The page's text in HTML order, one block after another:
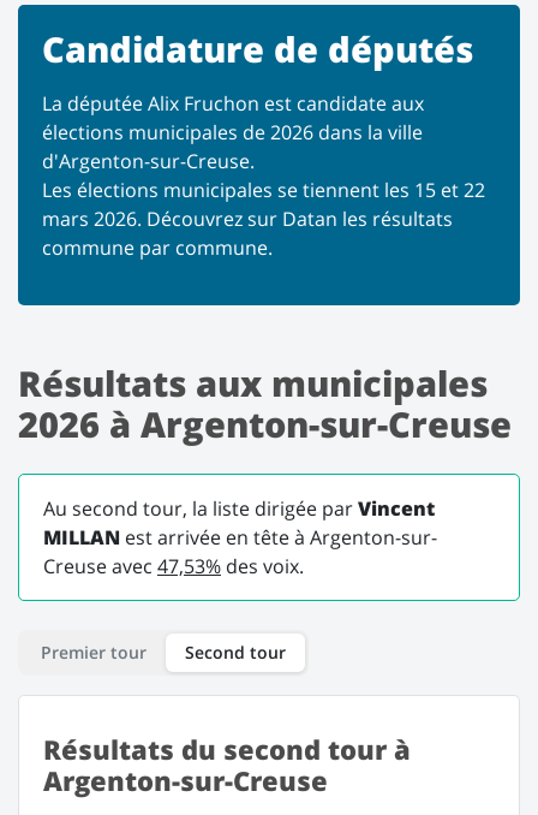
Candidature de députés
La députéeAlix Fruchon est candidate aux
élections municipales de 2026 dans la ville
d'Argenton-sur-Creuse.
Les élections municipales se tiennent les 15 et 22
mars 2026. Découvrez sur Datan les résultats
commune par commune.
Résultats aux municipales
2026 à Argenton-sur-Creuse
Au second tour, la liste dirigée parVincent
MILLAN est arrivée en tête à Argenton-sur-
Creuse avec 47,53% des voix.
Premier tour Second tour
Résultats du second tour à
Argenton-sur-Creuse